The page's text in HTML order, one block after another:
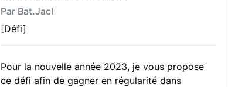
Par Bat.Jacl
[Défi]
Pour la nouvelle année 2023, je vous propose
ce défi afin de gagner en régularité dans